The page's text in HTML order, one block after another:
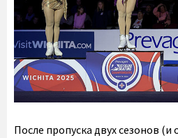
После пропуска двух сезонов (и